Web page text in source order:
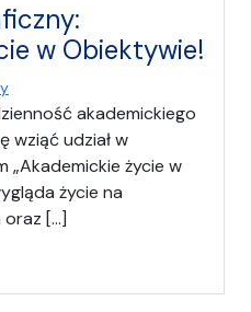
w Obiektywie!
akademickiego
wziąć udział w
życie w
życie na
oraz […]